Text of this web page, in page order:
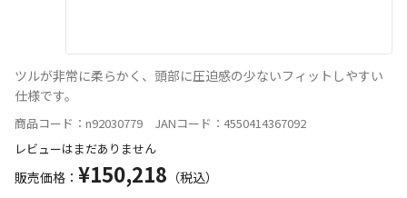
ツルが非常に柔らかく、頭部に圧迫感の少ないフィットしやすい
仕様です。
商品コード：n92030779 JANコード：4550414367092
レビューはまだありません
販売価格： ¥150,218 （税込）